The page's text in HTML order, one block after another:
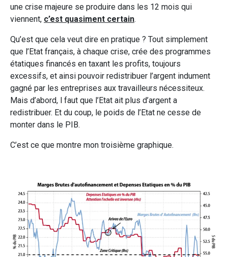
une crise majeure se produire dans les 12 mois qui
viennent, c’est quasiment certain.
Qu’est que cela veut dire en pratique ? Tout simplement
que l’Etat français, à chaque crise, crée des programmes
étatiques financés en taxant les profits, toujours
excessifs, et ainsi pouvoir redistribuer l’argent indument
gagné par les entreprises aux travailleurs nécessiteux.
Mais d’abord, l faut que l’Etat ait plus d’argent a
redistribuer. Et du coup, le poids de l’Etat ne cesse de
monter dans le PIB.
C’est ce que montre mon troisième graphique.